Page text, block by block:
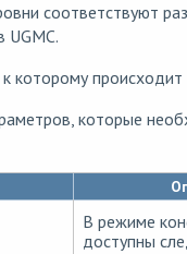
соответствуют
UGMC.
которому
которые
В режиме
доступны